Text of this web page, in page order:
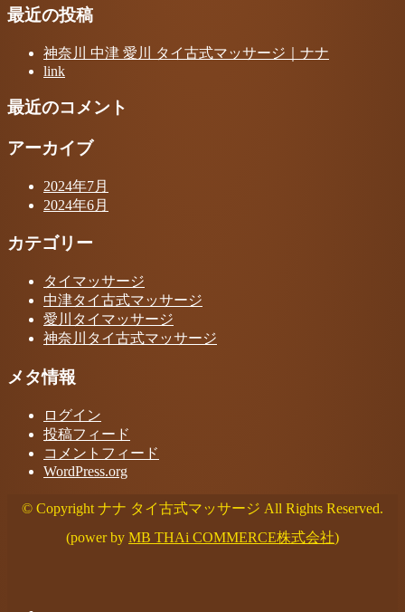
最近の投稿
神奈川 中津 愛川 タイ古式マッサージ｜ナナ
link
最近のコメント
アーカイブ
2024年7月
2024年6月
カテゴリー
タイマッサージ
中津タイ古式マッサージ
愛川タイマッサージ
神奈川タイ古式マッサージ
メタ情報
ログイン
投稿フィード
コメントフィード
WordPress.org
© Copyright ナナ タイ古式マッサージ All Rights Reserved.
(power by MB THAi COMMERCE株式会社)